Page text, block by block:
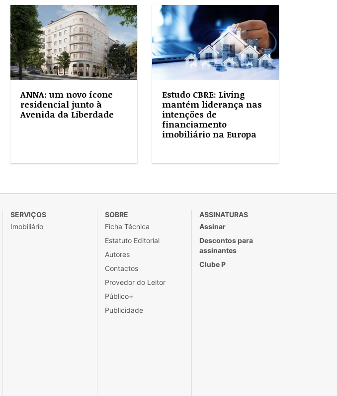
ANNA: um novo ícone
residencial junto à
Avenida da Liberdade
Estudo CBRE: Living
mantém liderança nas
intenções de
financiamento
imobiliário na Europa
SERVIÇOS
Imobiliário
SOBRE
Ficha Técnica
Estatuto Editorial
Autores
Contactos
Provedor do Leitor
Público+
Publicidade
ASSINATURAS
Assinar
Descontos para
assinantes
Clube P